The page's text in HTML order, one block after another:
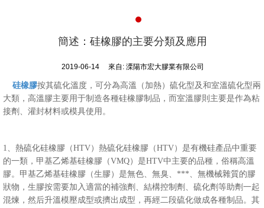
簡述：硅橡膠的主要分類及應用
2019-06-14 來自: 溧陽市宏大膠業有限公司
硅橡膠按其硫化溫度，可分為高溫（加熱）硫化型及和室溫硫化型兩
大類，高溫膠主要用于制造各種硅橡膠制品，而室溫膠則主要是作為粘
接劑、灌封材料或模具使用。
1、熱硫化硅橡膠（HTV）熱硫化硅橡膠（HTV）是有機硅產品中重要
的一類，甲基乙烯基硅橡膠（VMQ）是HTV中主要的品種，俗稱高溫
膠。甲基乙烯基硅橡膠（生膠）是無色、無臭、***、無機械雜質的膠
狀物，生膠按需要加入適當的補強劑、結構控制劑、硫化劑等助劑一起
混煉，然后升溫模壓成型或擠出成型，再經二段硫化做成各種制品。其